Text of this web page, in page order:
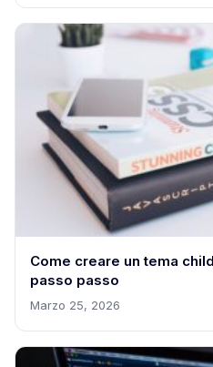
Come creare un tema
passo passo
Marzo 25, 2026